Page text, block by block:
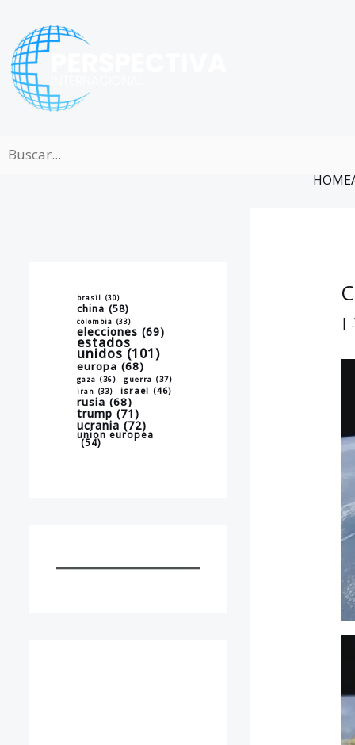
contenido
HOME
brasil (30)
china (58)
colombia (33)
elecciones (69)
estados
unidos (101)
europa (68)
gaza (36) guerra (37)
iran (33) israel (46)
rusia (68)
trump (71)
ucrania (72)
union europea
(54)
|